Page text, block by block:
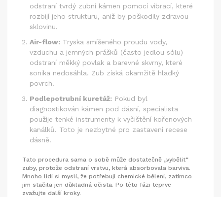
odstraní tvrdý zubní kámen pomocí vibrací, které
rozbijí jeho strukturu, aniž by poškodily zdravou
sklovinu.
Air-flow: Tryska smíšeného proudu vody,
vzduchu a jemných prášků (často jedlou sólu)
odstraní měkký povlak a barevné skvrny, které
sonika nedosáhla. Zub získá okamžitě hladký
povrch.
Podlepotrubní kuretáž: Pokud byl
diagnostikován kámen pod dásní, specialista
použije tenké instrumenty k vyčištění kořenových
kanálků. Toto je nezbytné pro zastavení recese
dásně.
Tato procedura sama o sobě může dostatečně „vybělit“
zuby, protože odstraní vrstvu, která absorbovala barviva.
Mnoho lidí si myslí, že potřebují chemické bělení, zatímco
jim stačila jen důkladná očista. Po této fázi teprve
zvažujte další kroky.